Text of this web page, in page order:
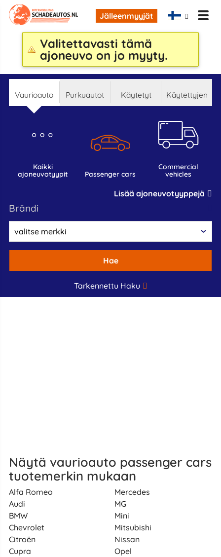
Jälleenmyyjät
Valitettavasti tämä
ajoneuvo on jo myyty.
Vaurioauto Purkuautot Käytetyt Käytettyjen
kaikki
ajoneuvotyypit
passenger cars
commercial
vehicles
Lisää ajoneuvotyyppejä
Brändi
Hae
Tarkennettu Haku
Näytä vaurioauto passenger cars
tuotemerkin mukaan
Alfa Romeo
Audi
BMW
Chevrolet
Citroën
Cupra
Mercedes
MG
Mini
Mitsubishi
Nissan
Opel